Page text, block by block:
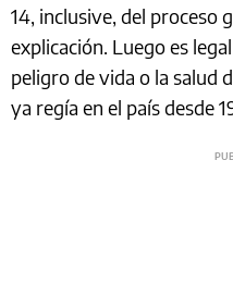
14, inclusive, del proceso
explicación. Luego es
peligro de vida o la salud
ya regía en el país desde